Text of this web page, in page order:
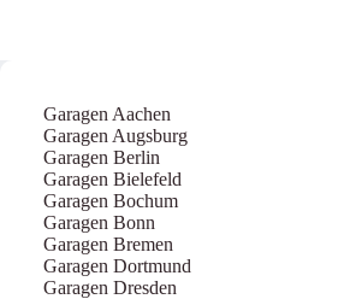
Garagen Aachen
Garagen Augsburg
Garagen Berlin
Garagen Bielefeld
Garagen Bochum
Garagen Bonn
Garagen Bremen
Garagen Dortmund
Garagen Dresden